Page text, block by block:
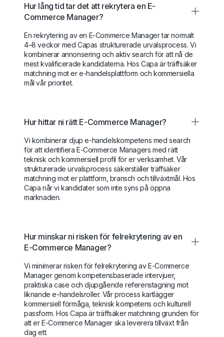
Hur lång tid tar det att rekrytera en E-
Commerce Manager?
En rekrytering av en E-Commerce Manager tar normalt
4–8 veckor med Capas strukturerade urvalsprocess. Vi
kombinerar annonsering och aktiv search för att nå de
mest kvalificerade kandidaterna. Hos Capa är träffsäker
matchning mot er e-handelsplattform och kommersiella
mål vår prioritet.
Hur hittar ni rätt E-Commerce Manager?
Vi kombinerar djup e-handelskompetens med search
för att identifiera E-Commerce Managers med rätt
teknisk och kommersiell profil för er verksamhet. Vår
strukturerade urvalsprocess säkerställer träffsäker
matchning mot er plattform, bransch och tillväxtmål. Hos
Capa når vi kandidater som inte syns på öppna
marknaden.
Hur minskar ni risken för felrekrytering av en
E-Commerce Manager?
Vi minimerar risken för felrekrytering av E-Commerce
Manager genom kompetensbaserade intervjuer,
praktiska case och djupgående referenstagning mot
liknande e-handelsroller. Vår process kartlägger
kommersiell förmåga, teknisk kompetens och kulturell
passform. Hos Capa är träffsäker matchning grunden för
att er E-Commerce Manager ska leverera tillväxt från
dag ett.